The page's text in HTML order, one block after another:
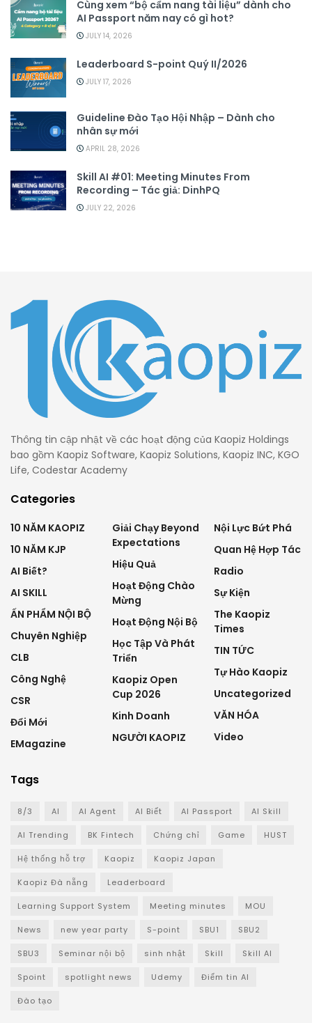
Cùng xem “bộ cẩm nang tài liệu” dành cho
AI Passport năm nay có gì hot?
JULY 14, 2026
Leaderboard S-point Quý II/2026
JULY 17, 2026
Guideline Đào Tạo Hội Nhập – Dành cho
nhân sự mới
APRIL 28, 2026
Skill AI #01: Meeting Minutes From
Recording – Tác giả: DinhPQ
JULY 22, 2026
Thông tin cập nhật về các hoạt động của Kaopiz Holdings
bao gồm Kaopiz Software, Kaopiz Solutions, Kaopiz INC, KGO
Life, Codestar Academy
Categories
10 NĂM KAOPIZ
10 NĂM KJP
AI Biết?
AI SKILL
ẤN PHẨM NỘI BỘ
Chuyên Nghiệp
CLB
Công Nghệ
CSR
Đổi Mới
EMagazine
Giải Chạy Beyond
Expectations
Hiệu Quả
Hoạt Động Chào
Mừng
Hoạt Động Nội Bộ
Học Tập Và Phát
Triển
Kaopiz Open
Cup 2026
Kinh Doanh
NGƯỜI KAOPIZ
Nội Lực Bứt Phá
Quan Hệ Hợp Tác
Radio
Sự Kiện
The Kaopiz
Times
TIN TỨC
Tự Hào Kaopiz
Uncategorized
VĂN HÓA
Video
Tags
8/3 AI AI Agent AI Biết AI Passport AI Skill
AI Trending BK Fintech Chứng chỉ Game HUST
Hệ thống hỗ trợ Kaopiz Kaopiz Japan
Kaopiz Đà nẵng Leaderboard
Learning Support System Meeting minutes MOU
News new year party S-point SBU1 SBU2
SBU3 Seminar nội bộ sinh nhật Skill Skill AI
Spoint spotlight news Udemy Điểm tin AI
Đào tạo